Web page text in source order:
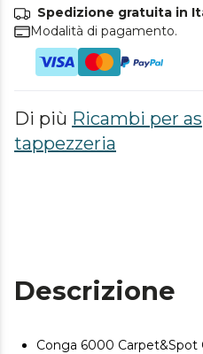
Spedizione gratuita in
Modalità di pagamento.
Di più Ricambi per
tappezzeria
Descrizione
Conga 6000 Carpet&Spot